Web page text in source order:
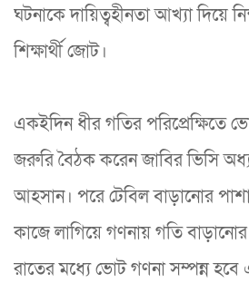
ঘটনাকে দায়িত্বহীনতা আখ্যা দিয়ে
শিক্ষার্থী জোট।
একইদিন ধীর গতির পরিপ্রেক্ষিতে
জরুরি বৈঠক করেন জাবির ভিসি
আহসান। পরে টেবিল বাড়ানোর
কাজে লাগিয়ে গণনায় গতি
রাতের মধ্যে ভোট গণনা সম্পন্ন